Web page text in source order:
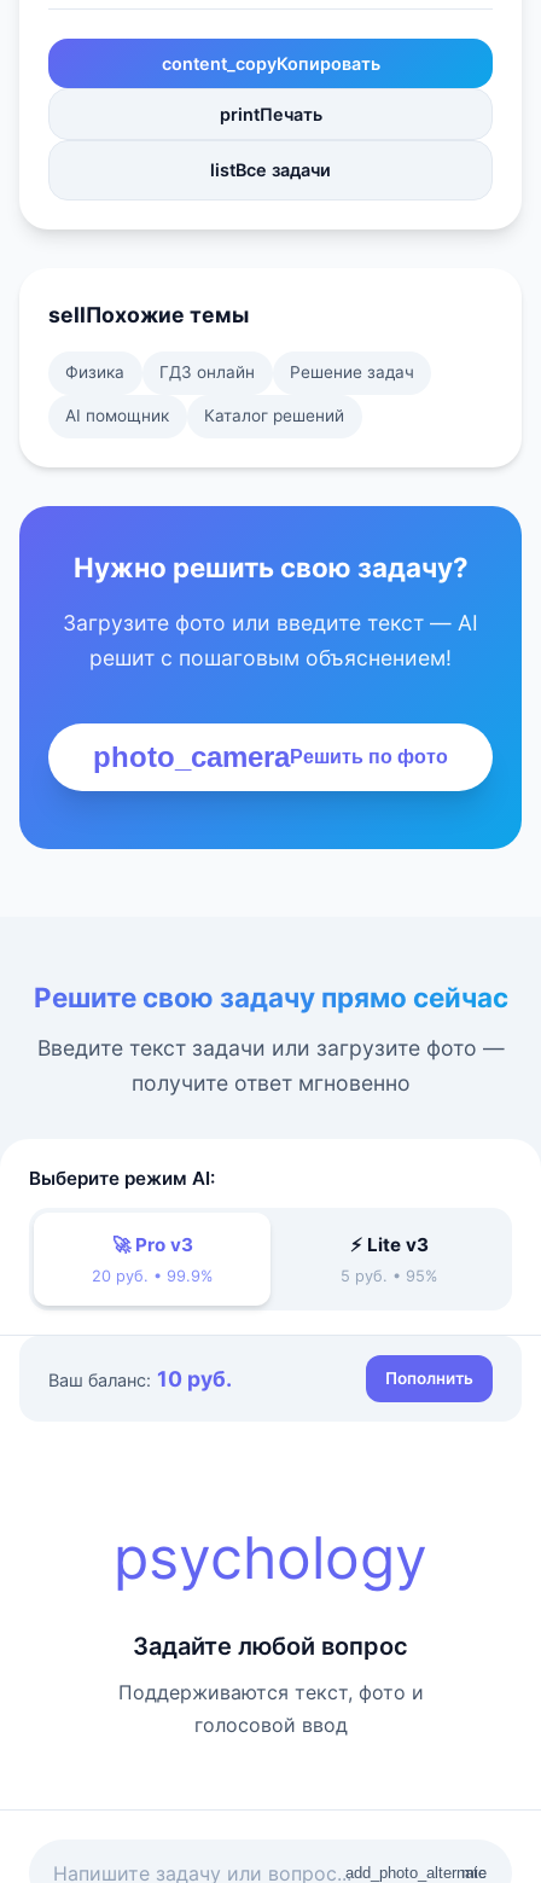
content_copyКопировать
printПечать
listВсе задачи
sellПохожие темы
Физика ГДЗ онлайн Решение задач
AI помощник Каталог решений
Нужно решить свою задачу?
Загрузите фото или введите текст — AI
решит с пошаговым объяснением!
photo_cameraРешить по фото
Решите свою задачу прямо сейчас
Введите текст задачи или загрузите фото —
получите ответ мгновенно
Выберите режим AI:
🚀 Pro v3
20 руб. • 99.9%
⚡ Lite v3
5 руб. • 95%
Ваш баланс: 10 руб. Пополнить
psychology
Задайте любой вопрос
Поддерживаются текст, фото и
голосовой ввод
add_photo_alternate
mic